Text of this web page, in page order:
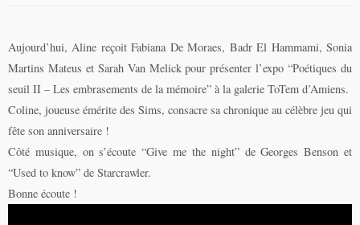
Aujourd’hui, Aline reçoit Fabiana De Moraes, Badr El Hammami, Sonia
Martins Mateus et Sarah Van Melick pour présenter l’expo “Poétiques du
seuil II – Les embrasements de la mémoire” à la galerie ToTem d’Amiens.
Coline, joueuse émérite des Sims, consacre sa chronique au célèbre jeu qui
fête son anniversaire !
Côté musique, on s’écoute “Give me the night” de Georges Benson et
“Used to know” de Starcrawler.
Bonne écoute !